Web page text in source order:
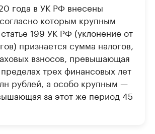
года в УК РФ внесены
которым крупным
199 УК РФ (уклонение от
признается сумма налогов,
взносов, превышающая
трех финансовых лет
рублей, а особо крупным —
за этот же период 45